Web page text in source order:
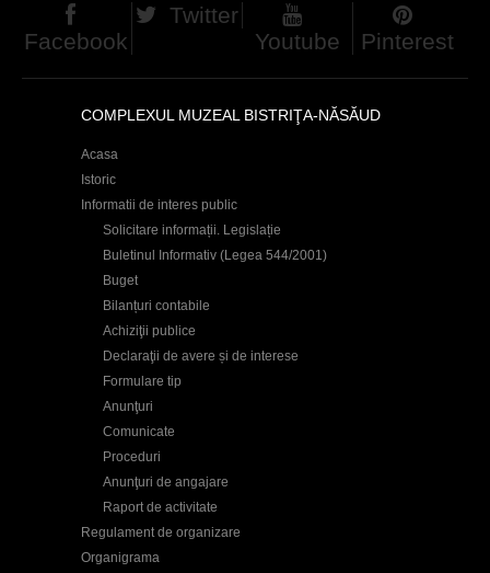
Facebook
Twitter
Youtube
Pinterest
COMPLEXUL MUZEAL BISTRIŢA-NĂSĂUD
Acasa
Istoric
Informatii de interes public
Solicitare informații. Legislație
Buletinul Informativ (Legea 544/2001)
Buget
Bilanțuri contabile
Achiziţii publice
Declaraţii de avere și de interese
Formulare tip
Anunţuri
Comunicate
Proceduri
Anunţuri de angajare
Raport de activitate
Regulament de organizare
Organigrama